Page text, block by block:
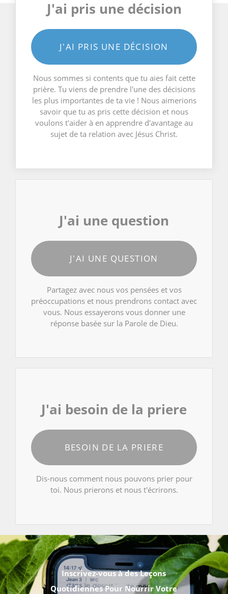
J'ai pris une décision
J'AI PRIS UNE DÉCISION
Nous sommes si contents que tu aies fait cette
prière. Tu viens de prendre l'une des décisions
les plus importantes de ta vie ! Nous aimerions
savoir que tu as pris cette décision et nous
voulons t'aider à en apprendre d'avantage au
sujet de ta relation avec Jésus Christ.
J'ai une question
J'AI UNE QUESTION
Partagez avec nous vos pensées et vos
préoccupations et nous prendrons contact avec
vous. Nous essayerons vous donner une
réponse basée sur la Parole de Dieu.
J'ai besoin de la priere
BESOIN DE LA PRIERE
Dis-nous comment nous pouvons prier pour
toi. Nous prierons et nous t'écrirons.
Inscrivez-vous à des Leçons
Quotidiennes Pour Nourrir Votre